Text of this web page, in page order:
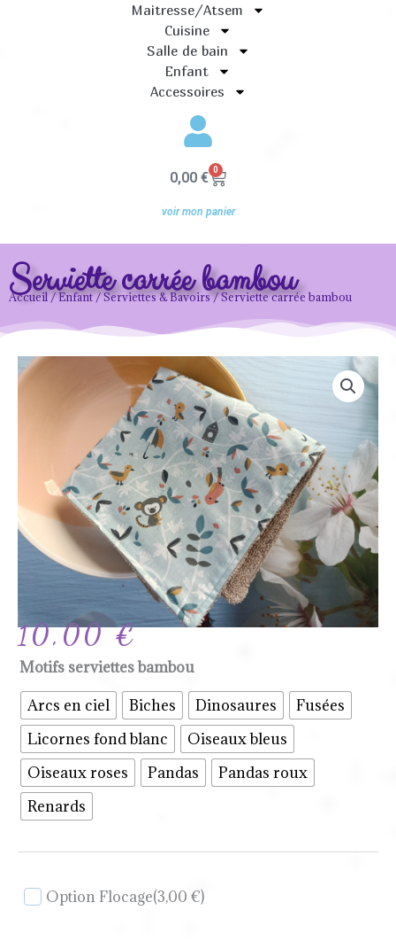
Maitresse/Atsem
Cuisine
Salle de bain
Enfant
Accessoires
0,00 € 0
Panier
voir mon panier
Serviette carrée bambou
Accueil/Enfant/Serviettes & Bavoirs/ Serviette carrée bambou
10,00€
Motifs serviettes bambou
Arcs en ciel
Biches Dinosaures
Fusées
Licornes fond blanc
Oiseaux bleus
Oiseaux roses
Pandas
Pandas roux
Renards
Option Flocage(3,00 €)
quantité
de
Serviette
carrée
bambou